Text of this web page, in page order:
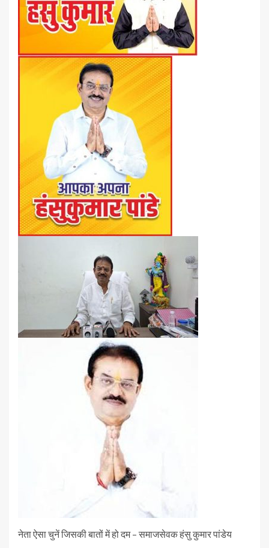
नेता ऐसा चुनें जिसकी बातों में हो दम – समाजसेवक हंसु कुमार पांडेय